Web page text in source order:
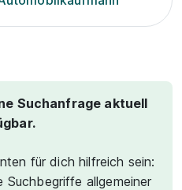
Suchanfrage aktuell
für dich hilfreich sein:
Suchbegriffe allgemeiner